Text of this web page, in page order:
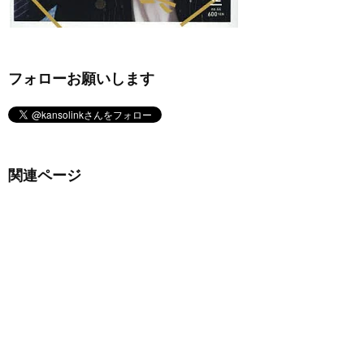
フォローお願いします
関連ページ